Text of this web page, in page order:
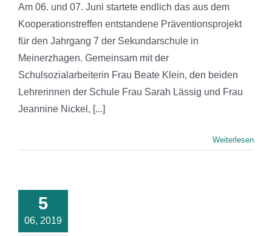
Am 06. und 07. Juni startete endlich das aus dem
Kooperationstreffen entstandene Präventionsprojekt
für den Jahrgang 7 der Sekundarschule in
Meinerzhagen. Gemeinsam mit der
Schulsozialarbeiterin Frau Beate Klein, den beiden
Lehrerinnen der Schule Frau Sarah Lässig und Frau
Jeannine Nickel, [...]
Weiterlesen
5
06, 2019
im